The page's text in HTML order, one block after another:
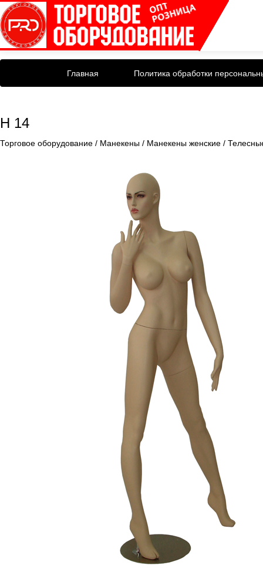
Главная Политика обработки
H 14
Торговое оборудование / Манекены / Манекены женские /